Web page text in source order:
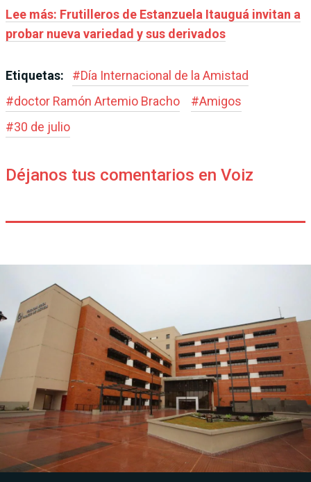
Lee más: Frutilleros de Estanzuela Itauguá invitan a
probar nueva variedad y sus derivados
Etiquetas: #Día Internacional de la Amistad
#doctor Ramón Artemio Bracho #Amigos
#30 de julio
Déjanos tus comentarios en Voiz